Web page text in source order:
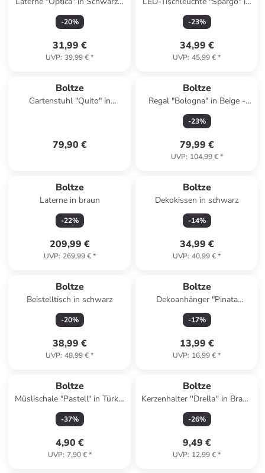
(B)16,5 x (H)34 cm
-20%
31,99 €
UVP: 39,99 €*
Grau - (H)24 cm
-23%
34,99 €
UVP: 45,99 €*
Boltze
Gartenstuhl "Quito" in
79,90 €
Boltze
Regal "Bologna" in Beige -
(B)55 x (H)100 x (T)29 cm
-23%
79,99 €
UVP: 104,99 €*
Boltze
Laterne in braun
-22%
209,99 €
UVP: 269,99 €*
Boltze
Dekokissen in schwarz
-14%
34,99 €
UVP: 40,99 €*
Boltze
Beistelltisch in schwarz
-20%
38,99 €
UVP: 48,99 €*
Boltze
Dekoanhänger "Pinata
Prosecco" in Rosa/ Gold -
(H)45 cm
-17%
13,99 €
UVP: 16,99 €*
Boltze
Müslischale "Pastell" in Türkis
- Ø 14 cm
-37%
4,90 €
UVP: 7,90 €*
Boltze
Kerzenhalter ''Drella'' in Braun
- (H)15 cm
-26%
9,49 €
UVP: 12,99 €*